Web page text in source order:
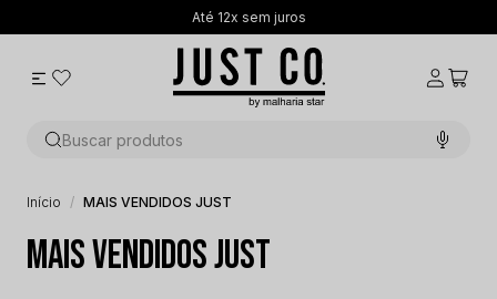
Até 12x sem juros
Buscar produtos
Início MAIS VENDIDOS JUST
MAIS VENDIDOS JUST